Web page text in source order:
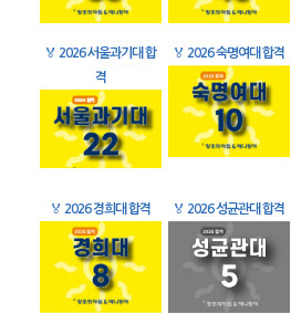
🏅 2026 서울과기대 합
격
🏅 2026 숙명여대 합격
🏅 2026 경희대 합격 🏅 2026 성균관대 합격